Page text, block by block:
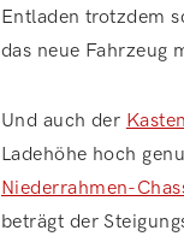
Entladen trotzdem
das neue Fahrzeug
Und auch der
Ladehöhe hoch
Niederrahmen-
beträgt der